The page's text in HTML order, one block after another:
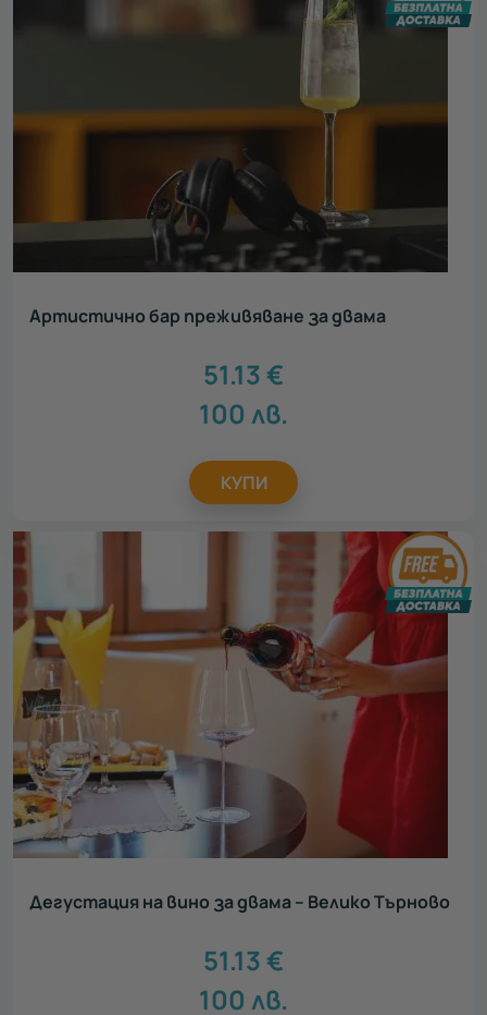
Артистично бар преживяване за двама
51.13€
100 лв.
КУПИ
Дегустация на вино за двама – Велико Търново
51.13€
100 лв.